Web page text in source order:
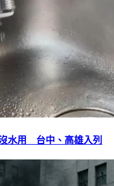
水用 台中、高雄入列